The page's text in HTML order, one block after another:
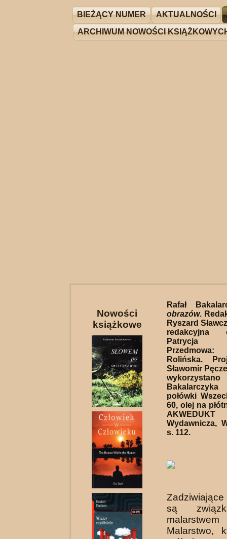
BIEŻĄCY NUMER AKTUALNOŚCI
ARCHIWUM NOWOŚCI
Nowości
książkowe
Rafał
obrazów.
Ryszard
redakcyjna
Patrycja
Rolińska.
Sławomir
wykorzystano
połówki
60, olej na
Wydawnicza,
s. 112.
są
Malar­stwo,